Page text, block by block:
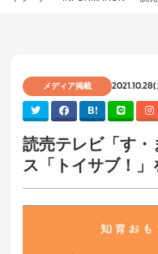
メディア掲載
B!
読売テレビ「す
ス「トイサブ！